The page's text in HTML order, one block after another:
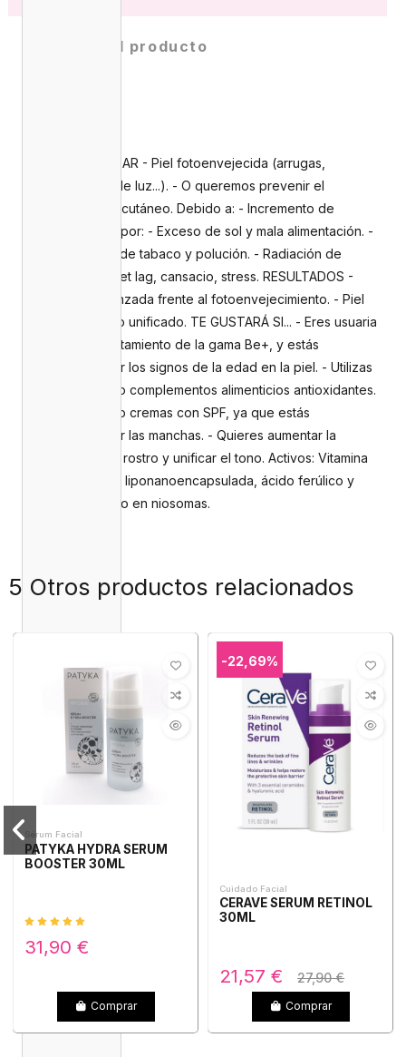
Detalles del producto
CUÁNDO UTILIZAR - Piel fotoenvejecida (arrugas,
manchas, falta de luz...). - O queremos prevenir el
envejecimiento cutáneo. Debido a: - Incremento de
radicales libres por: - Exceso de sol y mala alimentación. -
Deporte, humo de tabaco y polución. - Radiación de
dispositivos. - Jet lag, cansacio, stress. RESULTADOS -
Protección avanzada frente al fotoenvejecimiento. - Piel
luminosa. - Tono unificado. TE GUSTARÁ SI... - Eres usuaria
de cualquier tratamiento de la gama Be+, y estás
preocupada por los signos de la edad en la piel. - Utilizas
otros sérums y/o complementos alimenticios antioxidantes.
- Aplicas a diario cremas con SPF, ya que estás
preocupada por las manchas. - Quieres aumentar la
luminosidad del rostro y unificar el tono. Activos: Vitamina
C estabilizada y liponanoencapsulada, ácido ferúlico y
ácido hialurónico en niosomas.
5 Otros productos relacionados
Sérum Facial
PATYKA HYDRA SERUM
BOOSTER 30ML
31,90 €
Comprar
-22,69%
Cuidado Facial
CERAVE SERUM RETINOL
30ML
21,57 € 27,90 €
Comprar